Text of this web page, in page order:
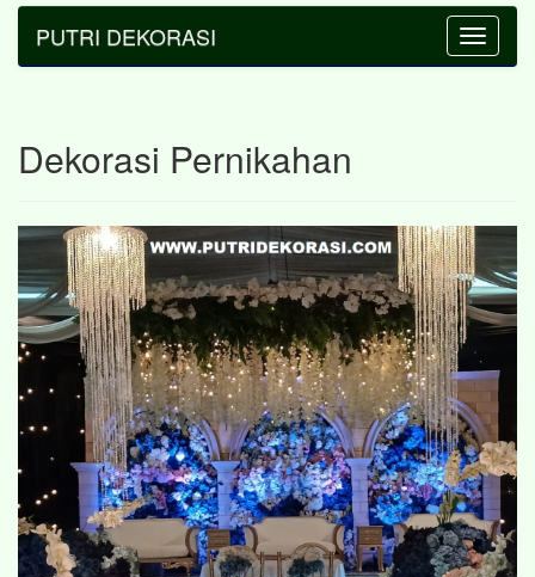
Toggle
PUTRI DEKORASI
Dekorasi Pernikahan